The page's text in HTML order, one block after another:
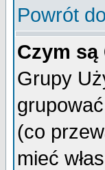
Powrót
Czym
Grupy
(co
mieć